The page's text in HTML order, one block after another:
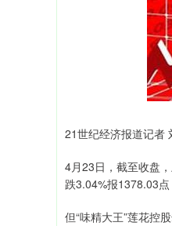
21世纪经济报道记者
4月23日，截至收盘
跌3.04%报1378.03点
但“味精大王”莲花控